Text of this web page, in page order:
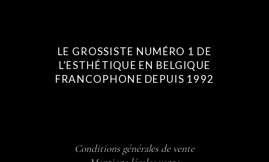
LE GROSSISTE NUMÉRO 1 DE
L’ESTHÉTIQUE EN BELGIQUE
FRANCOPHONE DEPUIS 1992
Conditions générales de vente